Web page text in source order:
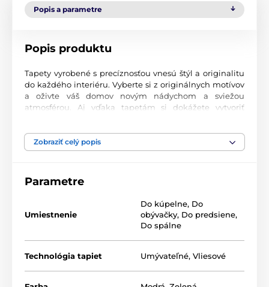
Popis a parametre
Popis produktu
Tapety vyrobené s precíznosťou vnesú štýl a originalitu
do každého interiéru. Vyberte si z originálnych motívov
a oživte váš domov novým nádychom a sviežou
atmosférou. Aj vďaka tapetám si dokážete vytvoriť
Najvyššia kvalita tlače
miestnosti. Tlačia sa na kvalitný vlies s jemným
technológii sa vyznačujú výbornou odolnosťou a
farebnou stálosťou.
Dostupné rozmery a typy tapiet (v cm – šírka x
výška)
Zobraziť celý popis
Parametre
Umiestnenie
Do kúpelne, Do
obývačky, Do predsiene,
Do spálne
Technológia tapiet Umývateľné, Vliesové